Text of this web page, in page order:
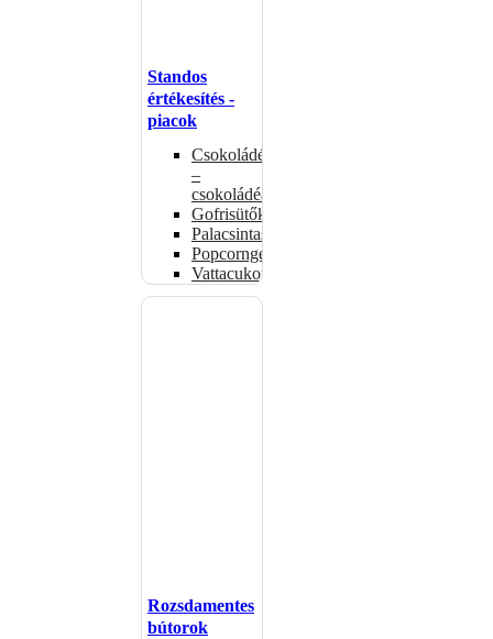
Standos
értékesítés -
piacok
Csokoládémelegítők
–
csokoládéadagolók
Gofrisütők
Palacsintasütők
Popcorngépek
Vattacukorgép
Rozsdamentes
bútorok